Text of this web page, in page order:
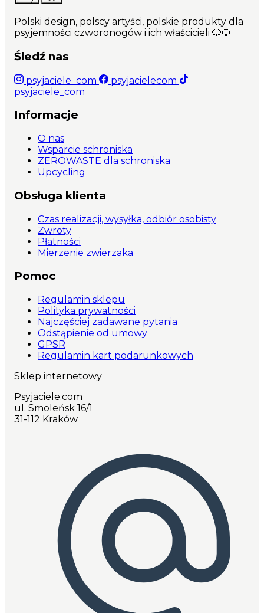
Polski design, polscy artyści, polskie produkty dla
psyjemności czworonogów i ich właścicieli 🐶🐱
Śledź nas
psyjaciele_com
psyjacielecom
psyjaciele_com
Informacje
O nas
Wsparcie schroniska
ZEROWASTE dla schroniska
Upcycling
Obsługa klienta
Czas realizacji, wysyłka, odbiór osobisty
Zwroty
Płatności
Mierzenie zwierzaka
Pomoc
Regulamin sklepu
Polityka prywatności
Najczęściej zadawane pytania
Odstąpienie od umowy
GPSR
Regulamin kart podarunkowych
Sklep internetowy
Psyjaciele.com
ul. Smoleńsk 16/1
31-112 Kraków